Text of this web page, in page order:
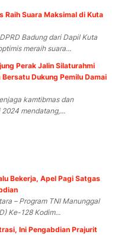
Raih Suara Maksimal di Kuta
Badung dari Dapil Kuta
meraih suara...
Perak Jalin Silaturahmi
Dukung Pemilu Damai
kamtibmas dan
mendatang,...
Bekerja, Apel Pagi Satgas
– Program TNI Manunggal
Ke-128 Kodim...
Ini Pengabdian Prajurit